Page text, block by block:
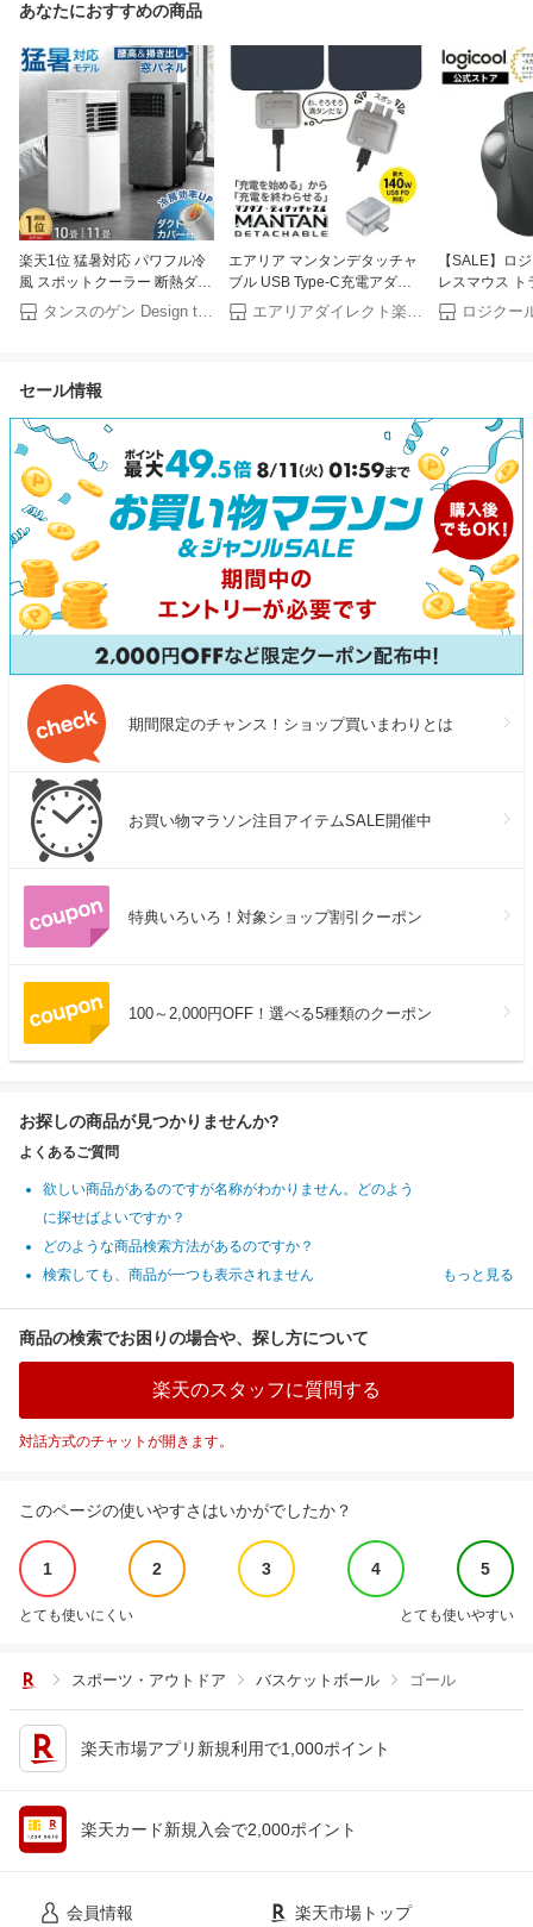
あなたにおすすめの商品
楽天1位 猛暑対応 パワフル冷
風 スポットクーラー 断熱ダク
トカバー付 窓パネル付 掃き出
し窓 テラス窓 腰窓 10畳25L/
ン クーラー ポータブルクーラ
タンスのゲン Design the Future
エアリア マンタンデタッチャ
ブル USB Type-C充電アダプ
ター 自動取外し 140W USB
PD対応 ほぼ満充電で物理的に
MANTAN DETACHABLE MS-
エアリアダイレクト楽天市場店
【SALE】ロ
レスマウス ト
MX ERGO S
Bluetooth &
ロジクー
セール情報
期間限定のチャンス！ショップ買いまわりとは
お買い物マラソン注目アイテムSALE開催中
特典いろいろ！対象ショップ割引クーポン
100～2,000円OFF！選べる5種類のクーポン
お探しの商品が見つかりませんか?
よくあるご質問
欲しい商品があるのですが名称がわかりません。どのよう
に探せばよいですか？
どのような商品検索方法があるのですか？
検索しても、商品が一つも表示されません
もっと見る
商品の検索でお困りの場合や、探し方について
楽天のスタッフに質問する
対話方式のチャットが開きます。
このページの使いやすさはいかがでしたか？
1 2 3 4 5
とても使いにくい とても使いやすい
スポーツ・アウトドア バスケットボール ゴール
楽天市場アプリ新規利用で1,000ポイント
楽天カード新規入会で2,000ポイント
会員情報 楽天市場トップ